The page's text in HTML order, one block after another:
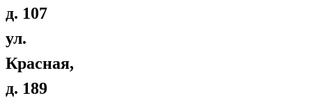
д. 107
ул.
Красная,
д. 189